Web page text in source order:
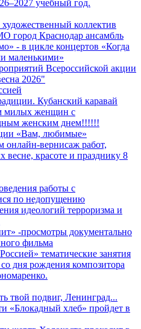
учебный год.
коллектив
Краснодар ансамбль
- в цикле концертов «Когда
маленькими»
Всероссийской акции
2026"
Кубанский каравай
милых женщин с
женским днем!!!!!!
«Вам, любимые»
онлайн-вернисаж работ,
весне, красоте и празднику 8
работы с
по недопущению
идеологий терроризма и
-просмотры документально
фильма
тематические занятия
дня рождения композитора
твой подвиг, Ленинград...
«Блокадный хлеб» пройдет в